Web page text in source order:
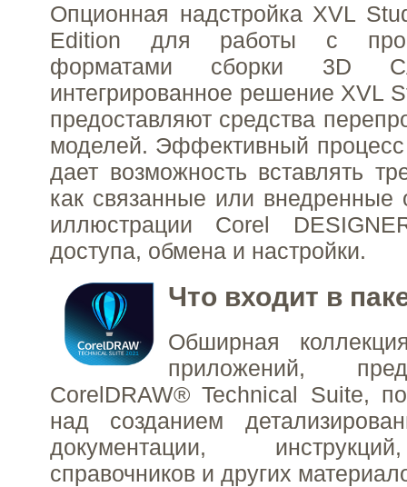
Опционная надстройка XVL
Edition для работы с
форматами сборки 3D
интегрированное решение XVL
предоставляют средства
моделей. Эффективный процесс
дает возможность вставлять
как связанные или
иллюстрации Corel
доступа, обмена и настройки.
Что входит в
Обширная
приложений,
CorelDRAW® Technical Suite,
над созданием
документации,
справочников и других